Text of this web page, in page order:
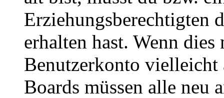
Erziehungsberechtigten
erhalten hast. Wenn
Benutzerkonto
Boards müssen alle neu